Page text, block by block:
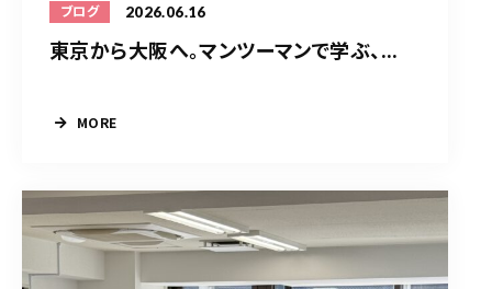
ブログ 2026.06.16
東京から大阪へ。マンツーマンで学ぶ、...
MORE